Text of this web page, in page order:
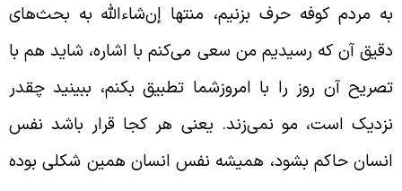
مردم کوفه حرف بزنیم، منتها إن‌شاءالله به بحث‌های
آن که رسیدیم من سعی می‌کنم با اشاره، شاید هم با
آن روز را با امروزشما تطبیق بکنم، ببینید چقدر
است، مو نمی‌زند. یعنی هر کجا قرار باشد نفس
حاکم بشود، همیشه نفس انسان همین شکلی بوده